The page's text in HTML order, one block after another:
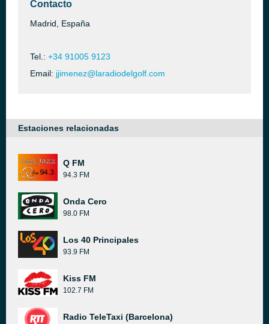
Contacto
Madrid, España
Tel.: +34 91005 9123
Email: jjimenez@laradiodelgolf.com
Estaciones relacionadas
Q FM
94.3 FM
Onda Cero
98.0 FM
Los 40 Principales
93.9 FM
Kiss FM
102.7 FM
Radio TeleTaxi (Barcelona)